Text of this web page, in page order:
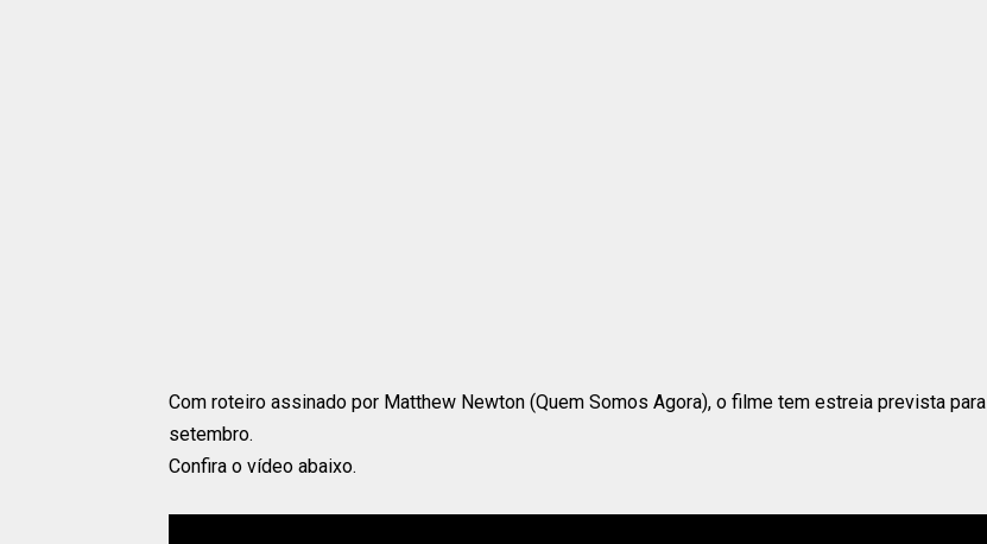
Com roteiro assinado por Matthew Newton (Quem Somos Agora), o filme tem estreia prevista para
setembro.
Confira o vídeo abaixo.